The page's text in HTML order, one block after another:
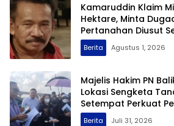
Kamaruddin Klaim
Hektare, Minta
Pertanahan Diusut
Berita Agustus 1, 2026
Majelis Hakim PN
Lokasi Sengketa
Setempat Perkuat
Hukum
Berita Juli 31, 2026